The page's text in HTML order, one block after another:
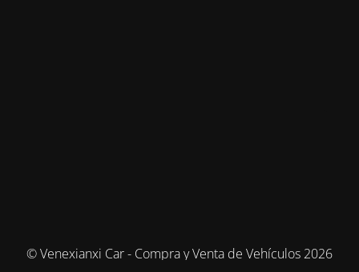
© Venexianxi Car - Compra y Venta de Vehículos 2026